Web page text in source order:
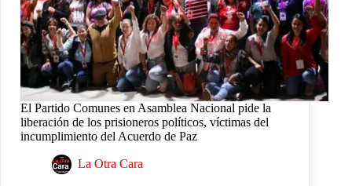
El Partido Comunes en Asamblea Nacional pide la
liberación de los prisioneros políticos, víctimas del
incumplimiento del Acuerdo de Paz
La Otra Cara